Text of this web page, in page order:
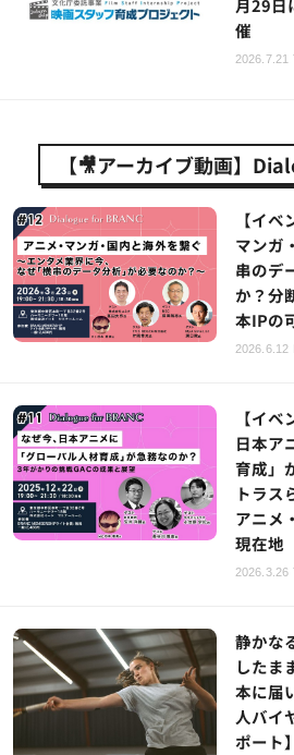
催
2026.7.21
【🎥アーカイブ動画】
【イ
マンガ
串のデ
か？分
本IPの
2026.6.12
【イ
日本ア
育成」
トラス
アニメ
現在地
2026.3.26
静かな
したま
本に届
人バイ
ポート】